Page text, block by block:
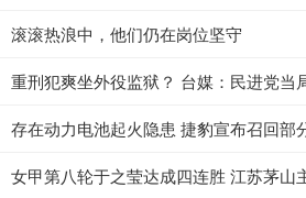
滚滚热浪中，他们仍在岗位坚守
重刑犯爽坐外役监狱？ 台媒：民进党当
存在动力电池起火隐患 捷豹宣布召回部
女甲第八轮于之莹达成四连胜 江苏茅山